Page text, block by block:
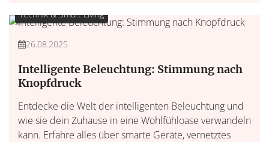
Technik & Smart Living
26.08.2025
Intelligente Beleuchtung: Stimmung nach
Knopfdruck
Entdecke die Welt der intelligenten Beleuchtung und
wie sie dein Zuhause in eine Wohlfühloase verwandeln
kann. Erfahre alles über smarte Geräte, vernetztes